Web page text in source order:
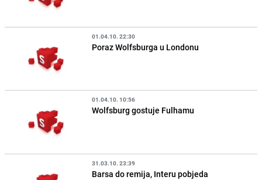
01.04.10. 22:30
Poraz Wolfsburga u Londonu
01.04.10. 10:56
Wolfsburg gostuje Fulhamu
31.03.10. 23:39
Barsa do remija, Interu pobjeda